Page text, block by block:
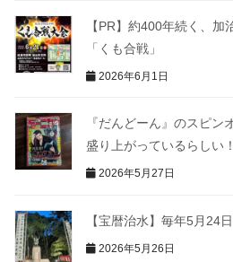
【PR】約400年続く、
「くも合戦」
2026年6月1日
『だんどーん』のスピ
盛り上がっているらしい！
2026年5月27日
【宝暦治水】毎年5月24
2026年5月26日